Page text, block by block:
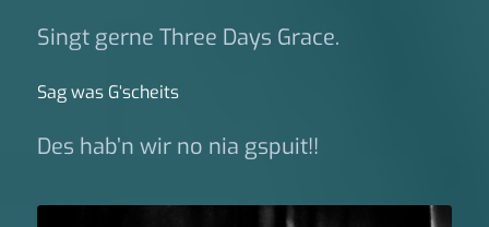
Singt gerne Three Days Grace.
Sag was G‘scheits
Des hab’n wir no nia gspuit!!